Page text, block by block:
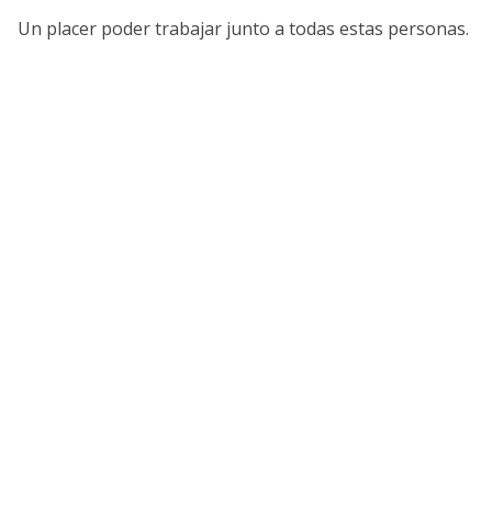
Un placer poder trabajar junto a todas estas personas.